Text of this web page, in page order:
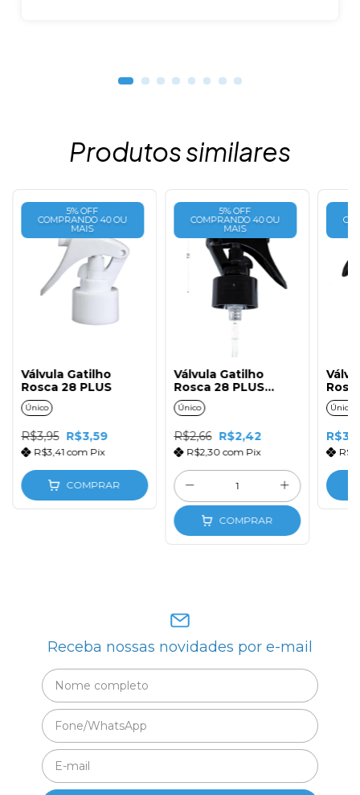
Produtos similares
5% OFF
COMPRANDO 40 OU
MAIS
Válvula Gatilho
Rosca 28 PLUS
Único
R$3,95 R$3,59
R$3,41 com Pix
COMPRAR
5% OFF
COMPRANDO 40 OU
MAIS
Válvula Gatilho
Rosca 28 PLUS
Preta
Único
R$2,66 R$2,42
R$2,30com Pix
COMPRAR
Único
Receba nossas novidades por e-mail